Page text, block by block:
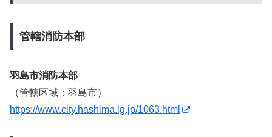
管轄消防本部
羽島市消防本部
（管轄区域：羽島市）
https://www.city.hashima.lg.jp/1063.html